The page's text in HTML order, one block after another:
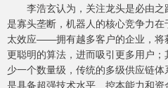
李浩玄认为，关注龙头是必由之
是寡头垄断，机器人的核心竞争力
太效应——拥有越多客户的企业，将
更聪明的算法，进而吸引更多用户
少一个数量级，传统的多级供应链
是具备超强技术水平、控本能力和资